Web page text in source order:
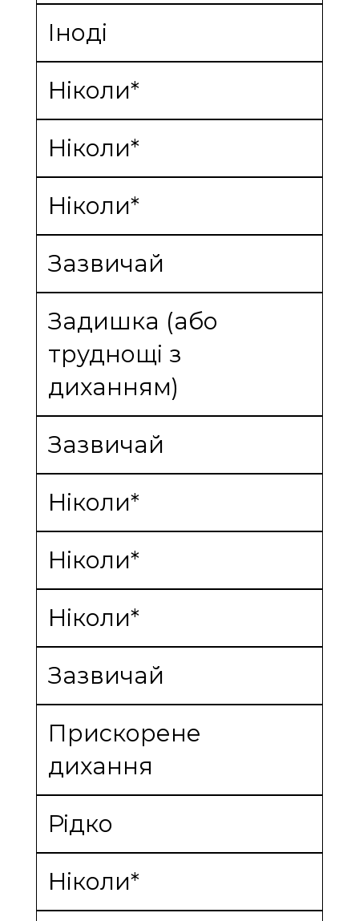
Іноді
Ніколи*
Ніколи*
Ніколи*
Зазвичай
Задишка (або
труднощі з
диханням)
Зазвичай
Ніколи*
Ніколи*
Ніколи*
Зазвичай
Прискорене
дихання
Рідко
Ніколи*